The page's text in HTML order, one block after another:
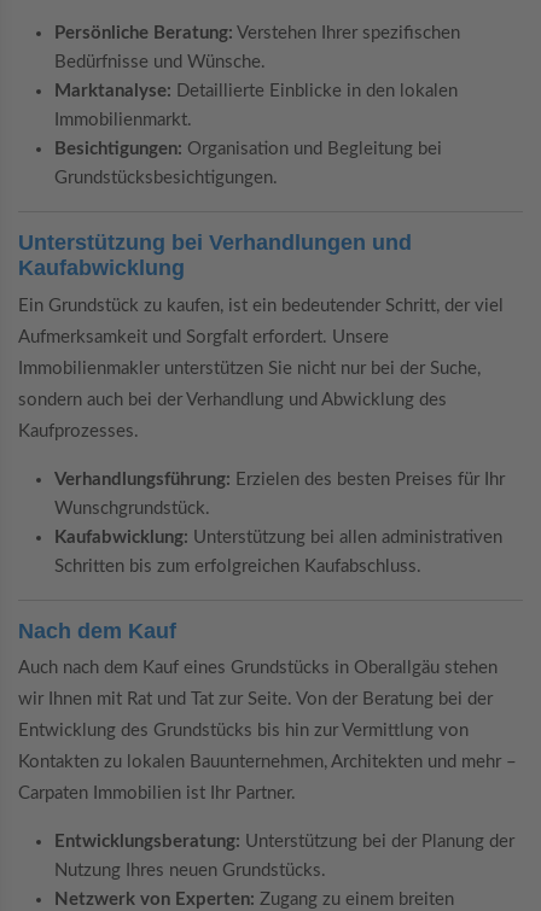
Persönliche Beratung: Verstehen Ihrer spezifischen
Bedürfnisse und Wünsche.
Marktanalyse: Detaillierte Einblicke in den lokalen
Immobilienmarkt.
Besichtigungen: Organisation und Begleitung bei
Grundstücksbesichtigungen.
Unterstützung bei Verhandlungen und
Kaufabwicklung
Ein Grundstück zu kaufen, ist ein bedeutender Schritt, der viel
Aufmerksamkeit und Sorgfalt erfordert. Unsere
Immobilienmakler unterstützen Sie nicht nur bei der Suche,
sondern auch bei der Verhandlung und Abwicklung des
Kaufprozesses.
Verhandlungsführung: Erzielen des besten Preises für Ihr
Wunschgrundstück.
Kaufabwicklung: Unterstützung bei allen administrativen
Schritten bis zum erfolgreichen Kaufabschluss.
Nach dem Kauf
Auch nach dem Kauf eines Grundstücks in Oberallgäu stehen
wir Ihnen mit Rat und Tat zur Seite. Von der Beratung bei der
Entwicklung des Grundstücks bis hin zur Vermittlung von
Kontakten zu lokalen Bauunternehmen, Architekten und mehr –
Carpaten Immobilien ist Ihr Partner.
Entwicklungsberatung: Unterstützung bei der Planung der
Nutzung Ihres neuen Grundstücks.
Netzwerk von Experten: Zugang zu einem breiten